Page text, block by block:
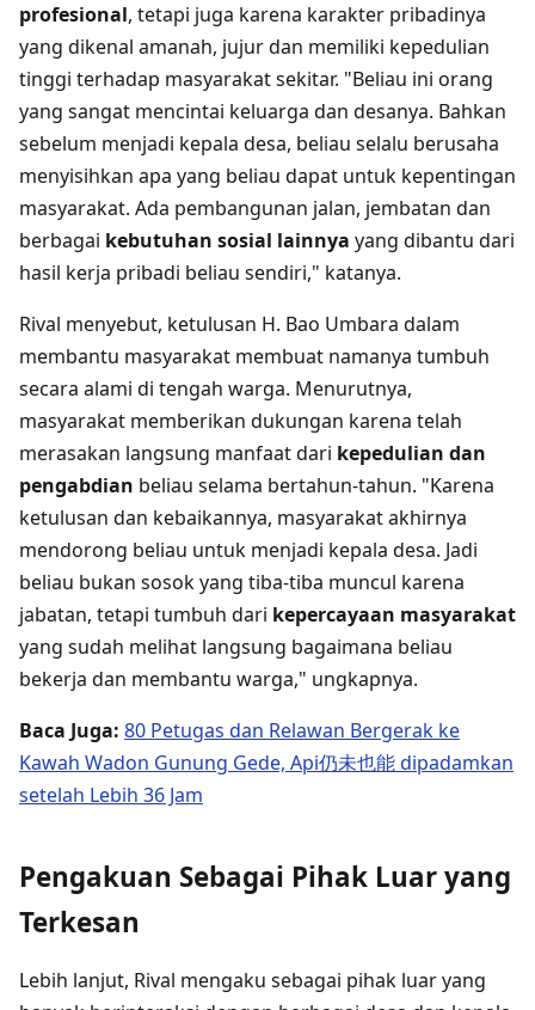
profesional, tetapi juga karena karakter pribadinya
yang dikenal amanah, jujur dan memiliki kepedulian
tinggi terhadap masyarakat sekitar. "Beliau ini orang
yang sangat mencintai keluarga dan desanya. Bahkan
sebelum menjadi kepala desa, beliau selalu berusaha
menyisihkan apa yang beliau dapat untuk kepentingan
masyarakat. Ada pembangunan jalan, jembatan dan
berbagai kebutuhan sosial lainnya yang dibantu dari
hasil kerja pribadi beliau sendiri," katanya.
Rival menyebut, ketulusan H. Bao Umbara dalam
membantu masyarakat membuat namanya tumbuh
secara alami di tengah warga. Menurutnya,
masyarakat memberikan dukungan karena telah
merasakan langsung manfaat dari kepedulian dan
pengabdian beliau selama bertahun-tahun. "Karena
ketulusan dan kebaikannya, masyarakat akhirnya
mendorong beliau untuk menjadi kepala desa. Jadi
beliau bukan sosok yang tiba-tiba muncul karena
jabatan, tetapi tumbuh dari kepercayaan masyarakat
yang sudah melihat langsung bagaimana beliau
bekerja dan membantu warga," ungkapnya.
Baca Juga: 80 Petugas dan Relawan Bergerak ke
Kawah Wadon Gunung Gede, Api仍未也能 dipadamkan
setelah Lebih 36 Jam
Pengakuan Sebagai Pihak Luar yang
Terkesan
Lebih lanjut, Rival mengaku sebagai pihak luar yang